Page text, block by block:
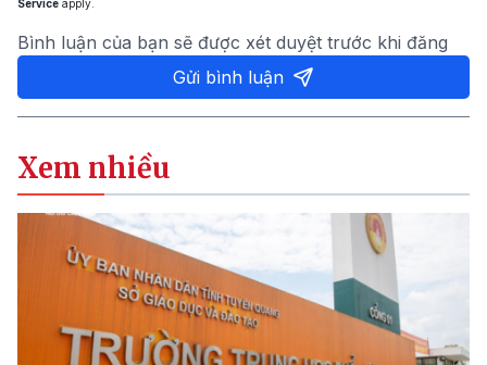
Service apply.
Bình luận của bạn sẽ được xét duyệt trước khi đăng
Gửi bình luận
Xem nhiều